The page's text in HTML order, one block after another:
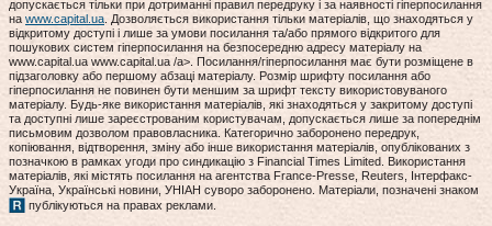
допускається тільки при дотриманні правил передруку і за наявності гіперпосилання
на www.capital.ua. Дозволяється використання тільки матеріалів, що знаходяться у
відкритому доступі і лише за умови посилання та/або прямого відкритого для
пошукових систем гіперпосилання на безпосередню адресу матеріалу на
www.capital.ua www.capital.ua /a>. Посилання/гіперпосилання має бути розміщене в
підзаголовку або першому абзаці матеріалу. Розмір шрифту посилання або
гіперпосилання не повинен бути меншим за шрифт тексту використовуваного
матеріалу. Будь-яке використання матеріалів, які знаходяться у закритому доступі
та доступні лише зареєстрованим користувачам, допускається лише за попереднім
письмовим дозволом правовласника. Категорично заборонено передрук,
копіювання, відтворення, зміну або інше використання матеріалів, опублікованих з
позначкою в рамках угоди про синдикацію з Financial Times Limited. Використання
матеріалів, які містять посилання на агентства France-Presse, Reuters, Інтерфакс-
Україна, Українські новини, УНІАН суворо заборонено. Матеріали, позначені знаком
публікуються на правах реклами.